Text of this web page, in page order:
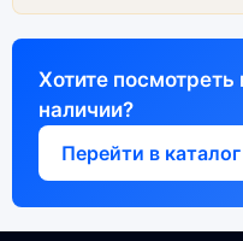
Хотите посмотреть
наличии?
Перейти в каталог